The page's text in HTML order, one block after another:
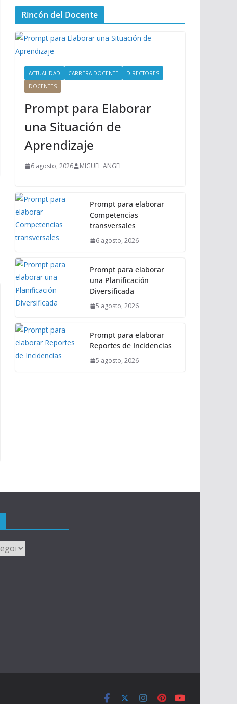
n
P
i
Rincón del Docente
ACTUALIDAD CARRERA DOCENTE
DIRECTORES
DOCENTES
Prompt para Elaborar
una Situación de
Aprendizaje
6 agosto, 2026 MIGUEL ANGEL
Prompt para elaborar
Competencias
transversales
6 agosto, 2026
Prompt para elaborar
una Planificación
Diversificada
5 agosto, 2026
Prompt para elaborar
Reportes de Incidencias
5 agosto, 2026